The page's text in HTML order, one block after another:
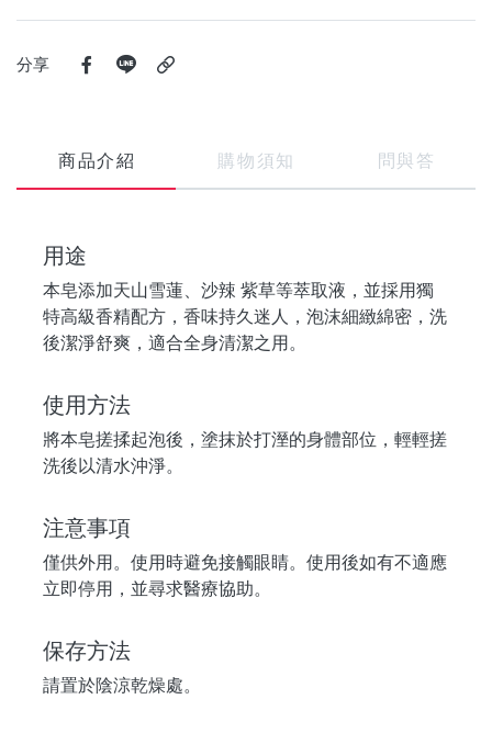
分享
商品介紹 購物須知 問與答
用途
本皂添加天山雪蓮、沙辣 紫草等萃取液，並採用獨
特高級香精配方，香味持久迷人，泡沫細緻綿密，洗
後潔淨舒爽，適合全身清潔之用。
使用方法
將本皂搓揉起泡後，塗抹於打溼的身體部位，輕輕搓
洗後以清水沖淨。
注意事項
僅供外用。使用時避免接觸眼睛。使用後如有不適應
立即停用，並尋求醫療協助。
保存方法
請置於陰涼乾燥處。